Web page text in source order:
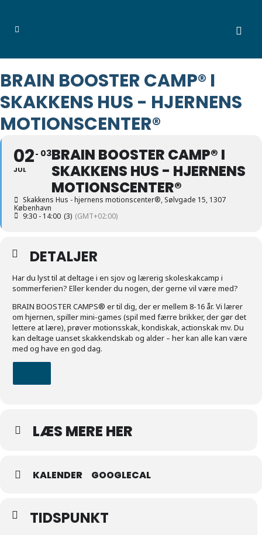
BRAIN BOOSTER CAMP®️ I
SKAKKENS HUS - HJERNENS
MOTIONSCENTER®️
02
JUL
03BRAIN BOOSTER CAMP®️ I
SKAKKENS HUS - HJERNENS
MOTIONSCENTER®️
Skakkens Hus - hjernens motionscenter®, Sølvgade 15, 1307
København
9:30 - 14:00 (3) (GMT+02:00)
DETALJER
Har du lyst til at deltage i en sjov og lærerig skoleskakcamp i
sommerferien? Eller kender du nogen, der gerne vil være med?
BRAIN BOOSTER CAMPS®️ er til dig, der er mellem 8-16 år. Vi lærer
om hjernen, spiller mini-games (spil med færre brikker, der gør det
lettere at lære), prøver motionsskak, kondiskak, actionskak mv. Du
kan deltage uanset skakkendskab og alder – her kan alle kan være
med og have en god dag.
LÆS MERE HER
KALENDER GOOGLECAL
TIDSPUNKT